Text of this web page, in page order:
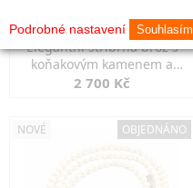
Elegantní stříbrná brož s
koňakovým kamenem a
markazity
2 700 Kč
NOVÉ OBJEDNÁNO
Podrobné nastavení Souhlasím